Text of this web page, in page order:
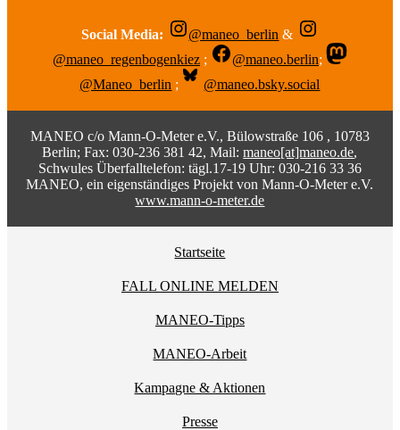
Social Media: @maneo_berlin &
@maneo_regenbogenkiez ; @maneo.berlin;
@Maneo_berlin ; @maneo.bsky.social
MANEO c/o Mann-O-Meter e.V., Bülowstraße 106 , 10783
Berlin; Fax: 030-236 381 42, Mail:maneo[at]maneo.de,
Schwules Überfalltelefon: tägl.17-19 Uhr: 030-216 33 36
MANEO, ein eigenständiges Projekt von Mann-O-Meter e.V.
www.mann-o-meter.de
Startseite
FALL ONLINE MELDEN
MANEO-Tipps
MANEO-Arbeit
Kampagne & Aktionen
Presse